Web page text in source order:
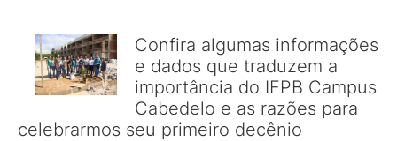
Confira algumas informações
e dados que traduzem a
importância do IFPB Campus
Cabedelo e as razões para
celebrarmos seu primeiro decênio